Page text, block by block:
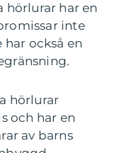
hörlurar har en
inte
också en
hörlurar
och har en
av barns